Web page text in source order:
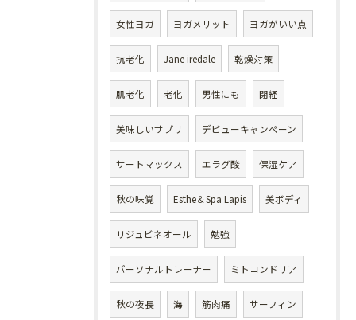
女性ヨガ ヨガメリット ヨガがいい点
抗老化 Jane iredale 乾燥対策
肌老化 老化 男性にも 閉経
美味しいサプリ デビューキャンペーン
サートマックス エラグ酸 保湿ケア
秋の味覚 Esthe＆Spa Lapis 美ボディ
リジュビネオール 勉強
パーソナルトレーナー ミトコンドリア
秋の夜長 海 筋肉痛 サーフィン